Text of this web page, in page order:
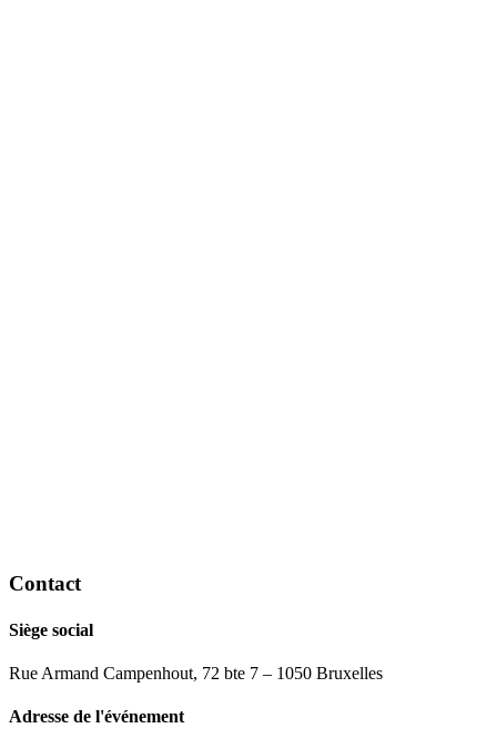
Contact
Siège social
Rue Armand Campenhout, 72 bte 7 – 1050 Bruxelles
Adresse de l'événement